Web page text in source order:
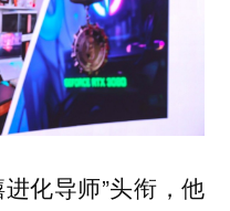
化导师”头衔，他